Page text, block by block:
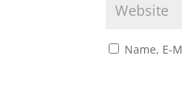
Name, E-